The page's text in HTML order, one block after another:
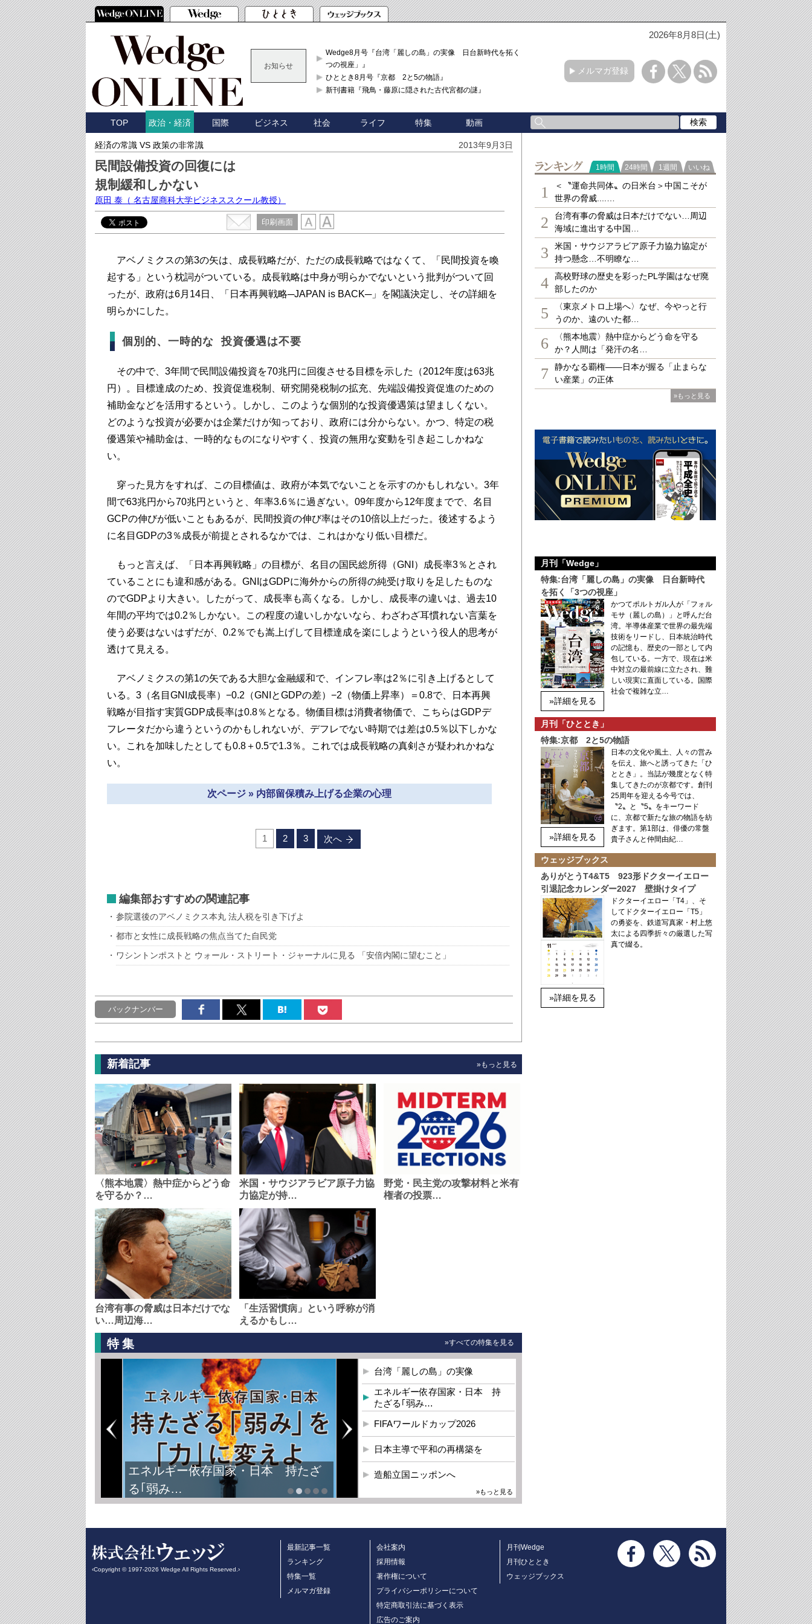
2026年8月8日(土)
お知らせ
Wedge8月号『台湾「麗しの島」の実像 日台新時代を拓く「3
つの視座」』
ひととき8月号『京都 2と5の物語』
新刊書籍『飛鳥・藤原に隠された古代宮都の謎』
メルマガ登録
TOP 政治・経済 国際 ビジネス 社会 ライフ 特集 動画
経済の常識 VS 政策の非常識 2013年9月3日
民間設備投資の回復には
規制緩和しかない
原田 泰 （ 名古屋商科大学ビジネススクール教授）
印刷画面
アベノミクスの第3の矢は、成長戦略だが、ただの成長戦略ではなくて、「民間投資を喚
起する」という枕詞がついている。成長戦略は中身が明らかでないという批判がついて回
ったが、政府は6月14日、「日本再興戦略─JAPAN is BACK─」を閣議決定し、その詳細を
明らかにした。
個別的、一時的な 投資優遇は不要
その中で、3年間で民間設備投資を70兆円に回復させる目標を示した（2012年度は63兆
円）。目標達成のため、投資促進税制、研究開発税制の拡充、先端設備投資促進のための
補助金などを活用するという。しかし、このような個別的な投資優遇策は望ましくない。
どのような投資が必要かは企業だけが知っており、政府には分からない。かつ、特定の税
優遇策や補助金は、一時的なものになりやすく、投資の無用な変動を引き起こしかねな
い。
穿った見方をすれば、この目標値は、政府が本気でないことを示すのかもしれない。3年
間で63兆円から70兆円というと、年率3.6％に過ぎない。09年度から12年度までで、名目
GCPの伸びが低いこともあるが、民間投資の伸び率はその10倍以上だった。後述するよう
に名目GDPの3％成長が前提とされるなかでは、これはかなり低い目標だ。
もっと言えば、「日本再興戦略」の目標が、名目の国民総所得（GNI）成長率3％とされ
ていることにも違和感がある。GNIはGDPに海外からの所得の純受け取りを足したものな
のでGDPより大きい。したがって、成長率も高くなる。しかし、成長率の違いは、過去10
年間の平均では0.2％しかない。この程度の違いしかないなら、わざわざ耳慣れない言葉を
使う必要はないはずだが、0.2％でも嵩上げして目標達成を楽にしようという役人的思考が
透けて見える。
アベノミクスの第1の矢である大胆な金融緩和で、インフレ率は2％に引き上げるとして
いる。3（名目GNI成長率）−0.2（GNIとGDPの差）−2（物価上昇率）＝0.8で、日本再興
戦略が目指す実質GDP成長率は0.8％となる。物価目標は消費者物価で、こちらはGDPデ
フレータだから違うというのかもしれないが、デフレでない時期では差は0.5％以下しかな
い。これを加味したとしても0.8＋0.5で1.3％。これでは成長戦略の真剣さが疑われかねな
い。
次ページ » 内部留保積み上げる企業の心理
1 2 3 次へ
編集部おすすめの関連記事
参院選後のアベノミクス本丸 法人税を引き下げよ
都市と女性に成長戦略の焦点当てた自民党
ワシントンポストと ウォール・ストリート・ジャーナルに見る 「安倍内閣に望むこと」
バックナンバー
新着記事 »もっと見る
〈熊本地震〉熱中症からどう命
を守るか？…
米国・サウジアラビア原子力協
力協定が持…
野党・民主党の攻撃材料と米有
権者の投票…
台湾有事の脅威は日本だけでな
い…周辺海…
「生活習慣病」という呼称が消
えるかもし…
特集 »すべての特集を見る
エネルギー依存国家・日本 持たざ
る｢弱み…
台湾「麗しの島」の実像
エネルギー依存国家・日本 持
たざる｢弱み…
FIFAワールドカップ2026
日本主導で平和の再構築を
造船立国ニッポンへ
»もっと見る
ランキング
1時間 24時間 1週間 いいね
1
＜〝運命共同体〟の日米台＞中国こそが
世界の脅威....…
2
台湾有事の脅威は日本だけでない…周辺
海域に進出する中国…
3
米国・サウジアラビア原子力協力協定が
持つ懸念…不明瞭な…
4
高校野球の歴史を彩ったPL学園はなぜ廃
部したのか
5
〈東京メトロ上場へ〉なぜ、今やっと行
うのか、遠のいた都…
6
〈熊本地震〉熱中症からどう命を守る
か？人間は「発汗の名…
7
静かなる覇権――日本が握る「止まらな
い産業」の正体
»もっと見る
月刊「Wedge」
特集:台湾「麗しの島」の実像 日台新時代
を拓く「3つの視座」
»詳細を見る
かつてポルトガル人が「フォル
モサ（麗しの島）」と呼んだ台
湾。半導体産業で世界の最先端
技術をリードし、日本統治時代
の記憶も、歴史の一部として内
包している。一方で、現在は米
中対立の最前線に立たされ、難
しい現実に直面している。国際
社会で複雑な立…
月刊「ひととき」
特集:京都 2と5の物語
»詳細を見る
日本の文化や風土、人々の営み
を伝え、旅へと誘ってきた「ひ
ととき」。当誌が幾度となく特
集してきたのが京都です。創刊
25周年を迎える今号では、
〝2〟と〝5〟をキーワード
に、京都で新たな旅の物語を紡
ぎます。第1部は、俳優の常盤
貴子さんと仲間由紀…
ウェッジブックス
ありがとうT4&T5 923形ドクターイエロー
引退記念カレンダー2027 壁掛けタイプ
»詳細を見る
ドクターイエロー「T4」、そ
してドクターイエロー「T5」
の勇姿を、鉄道写真家・村上悠
太による四季折々の厳選した写
真で綴る。
‹Copyright © 1997-2026 Wedge All Rights Reserved.›
最新記事一覧
ランキング
特集一覧
メルマガ登録
会社案内
採用情報
著作権について
プライバシーポリシーについて
特定商取引法に基づく表示
広告のご案内
月刊Wedge
月刊ひととき
ウェッジブックス